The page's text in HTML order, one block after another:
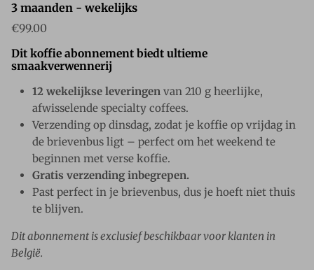
3 maanden - wekelijks
Reguliere prijs
€99.00
Dit koffie abonnement biedt ultieme
smaakverwennerij
12 wekelijkse leveringen van 210 g heerlijke,
afwisselende specialty coffees.
Verzending op dinsdag, zodat je koffie op vrijdag in
de brievenbus ligt – perfect om het weekend te
beginnen met verse koffie.
Gratis verzending inbegrepen.
Past perfect in je brievenbus, dus je hoeft niet thuis
te blijven.
Dit abonnement is exclusief beschikbaar voor klanten in
België.